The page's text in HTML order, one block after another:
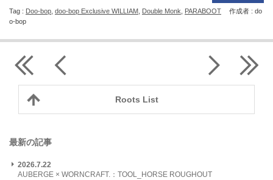
Tag : Doo-bop doo-bop Exclusive WILLIAM Double Monk PARABOOT
作成者 : do
o-bop
Roots List
最新の記事
2026.7.22
AUBERGE × WORNCRAFT.：TOOL_HORSE ROUGHOUT